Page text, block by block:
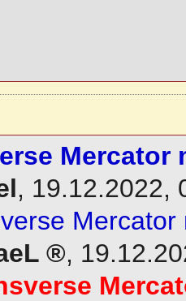
, 19.12.2022,
,